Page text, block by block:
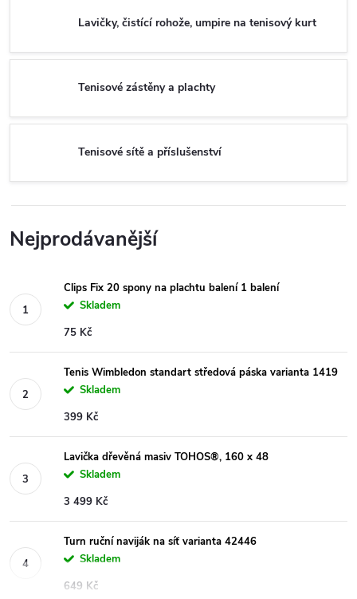
Lavičky, čistící rohože, umpire na tenisový kurt
Tenisové zástěny a plachty
Tenisové sítě a příslušenství
Nejprodávanější
Clips Fix 20 spony na plachtu balení 1 balení
Skladem
75 Kč
Tenis Wimbledon standart středová páska varianta 1419
Skladem
399 Kč
Lavička dřevěná masiv TOHOS®, 160 x 48
Skladem
3 499 Kč
Turn ruční naviják na síť varianta 42446
Skladem
649 Kč